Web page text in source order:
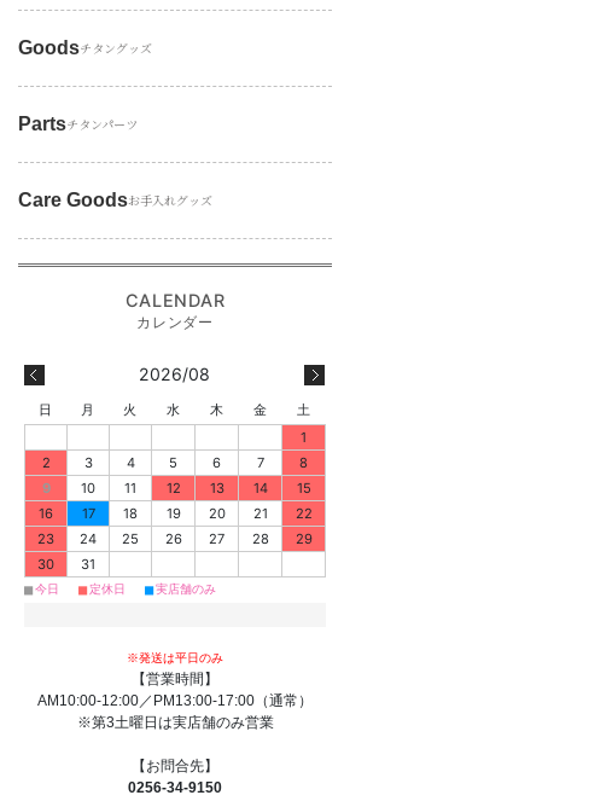
Goodsチタングッズ
Partsチタンパーツ
Care Goodsお手入れグッズ
2026/08
日 月 火 水 木 金
土
1
2
3 4 5 6 7
8
9
10 11 12 13 14
15
16
17 18 19 20 21
22
23
24 25 26 27 28
29
30
31
■今日 ■定休日 ■実店舗のみ
※発送は平日のみ
【営業時間】
AM10:00-12:00／PM13:00-17:00（通常）
※第3土曜日は実店舗のみ営業
【お問合先】
0256-34-9150